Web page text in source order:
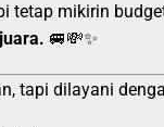
tetap mikirin
🚐💸✨
tapi dilayani